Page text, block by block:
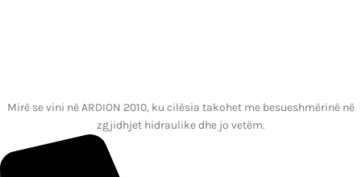
Mirë se vini në ARDION 2010, ku cilësia takohet me besueshmërinë në
zgjidhjet hidraulike dhe jo vetëm.